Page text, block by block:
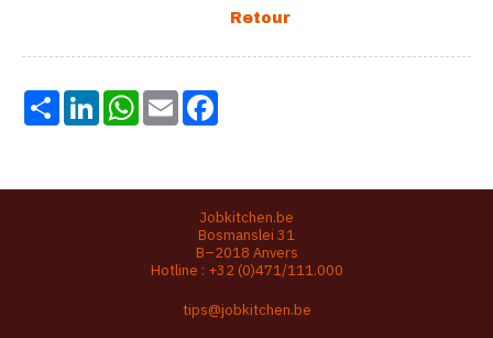
Share LinkedInWhatsApp
Email
Jobkitchen.be
Bosmanslei 31
B–2018 Anvers
Hotline : +32 (0)471/111.000
tips@jobkitchen.be